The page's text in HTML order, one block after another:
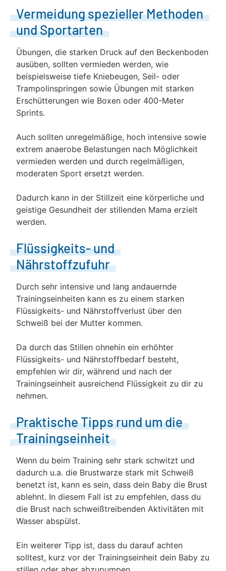
Vermeidung spezieller Methoden
und Sportarten
Übungen, die starken Druck auf den Beckenboden
ausüben, sollten vermieden werden, wie
beispielsweise tiefe Kniebeugen, Seil- oder
Trampolinspringen sowie Übungen mit starken
Erschütterungen wie Boxen oder 400-Meter
Sprints.
Auch sollten unregelmäßige, hoch intensive sowie
extrem anaerobe Belastungen nach Möglichkeit
vermieden werden und durch regelmäßigen,
moderaten Sport ersetzt werden.
Dadurch kann in der Stillzeit eine körperliche und
geistige Gesundheit der stillenden Mama erzielt
werden.
Flüssigkeits- und
Nährstoffzufuhr
Durch sehr intensive und lang andauernde
Trainingseinheiten kann es zu einem starken
Flüssigkeits- und Nährstoffverlust über den
Schweiß bei der Mutter kommen.
Da durch das Stillen ohnehin ein erhöhter
Flüssigkeits- und Nährstoffbedarf besteht,
empfehlen wir dir, während und nach der
Trainingseinheit ausreichend Flüssigkeit zu dir zu
nehmen.
Praktische Tipps rund um die
Trainingseinheit
Wenn du beim Training sehr stark schwitzt und
dadurch u.a. die Brustwarze stark mit Schweiß
benetzt ist, kann es sein, dass dein Baby die Brust
ablehnt. In diesem Fall ist zu empfehlen, dass du
die Brust nach schweißtreibenden Aktivitäten mit
Wasser abspülst.
Ein weiterer Tipp ist, dass du darauf achten
solltest, kurz vor der Trainingseinheit dein Baby zu